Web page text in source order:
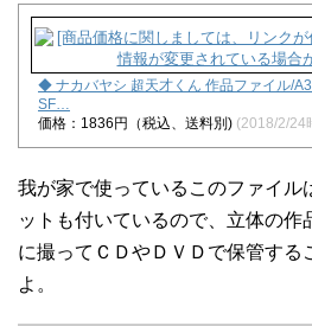
◆ ナカバヤシ 超天才くん 作品ファイル/
SF…
価格：1836円（税込、送料別) (2018/2/24
我が家で使っているこのファイル
ットも付いているので、立体の作
に撮ってＣＤやＤＶＤで保管する
よ。